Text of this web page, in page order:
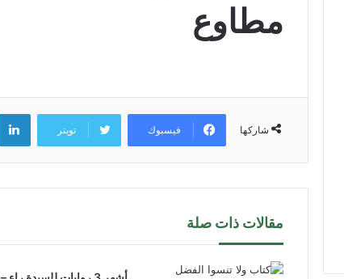
مطاوع
شاركها فيسبوك تويتر
مقالات ذات صلة